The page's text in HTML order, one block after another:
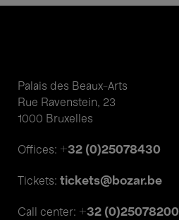
Palais des Beaux-Arts
Rue Ravenstein, 23
1000 Bruxelles
Offices: +32 (0)25078430
Tickets: tickets@bozar.be
Call center: +32 (0)25078200